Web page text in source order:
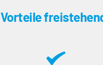
Vorteile